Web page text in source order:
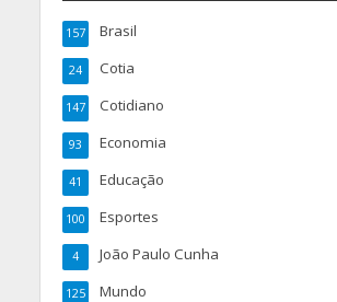
Brasil
157
Cotia
24
Cotidiano
147
Economia
93
Educação
41
Esportes
100
João Paulo Cunha
4
Mundo
125